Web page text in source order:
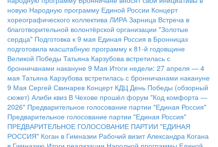
новую Народную программу Единой России Концерт
хореографического коллектива ЛИРА Зарница Встреча в
благотворительной волонтёрской организации "Золотые
сердца" Подготовка к 9 мая Единая Россия в Бронницах
подготовила масштабную программу к 81-й годовщине
Великой Победы Татьяна Карзубова встретилась с
бронничанами накануне 9 Мая Итоги недели: 27 апреля — 4
мая Татьяна Карзубова встретилась с бронничанами накануне
9 Мая Сергей Свинарев Концерт КДЦ День Победы (обзорный
сюжет) Алиби квиз В Чехове прошёл форум "Код комфорта —
2026" Предварительное голосование партии "Единая Россия"
Предварительное голосование партии "Единая Россия"
ПРЕДВАРИТЕЛЬНОЕ ГОЛОСОВАНИЕ ПАРТИИ "ЕДИНАЯ
РОССИЯ" Коган в Гимназии Рабочий визит Александра Когана